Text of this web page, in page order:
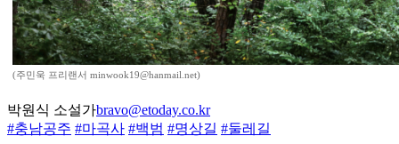
(주민욱 프리랜서 minwook19@hanmail.net)
박원식 소설가bravo@etoday.co.kr
#충남공주 #마곡사 #백범 #명상길 #둘레길